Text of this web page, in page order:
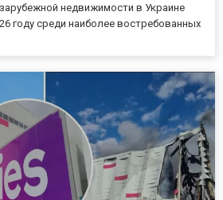
недвижимости в Украине
году среди наиболее востребованных